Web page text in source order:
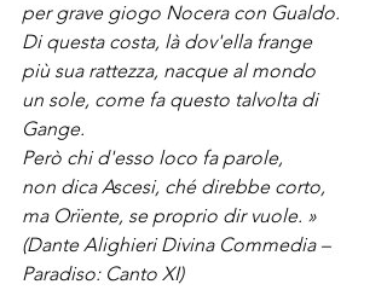
per grave giogo Nocera con Gualdo.
Di questa costa, là dov'ella frange
più sua rattezza, nacque al mondo
un sole, come fa questo talvolta di
Gange.
Però chi d'esso loco fa parole,
non dica Ascesi, ché direbbe corto,
ma Orïente, se proprio dir vuole. »
(Dante Alighieri Divina Commedia –
Paradiso: Canto XI)